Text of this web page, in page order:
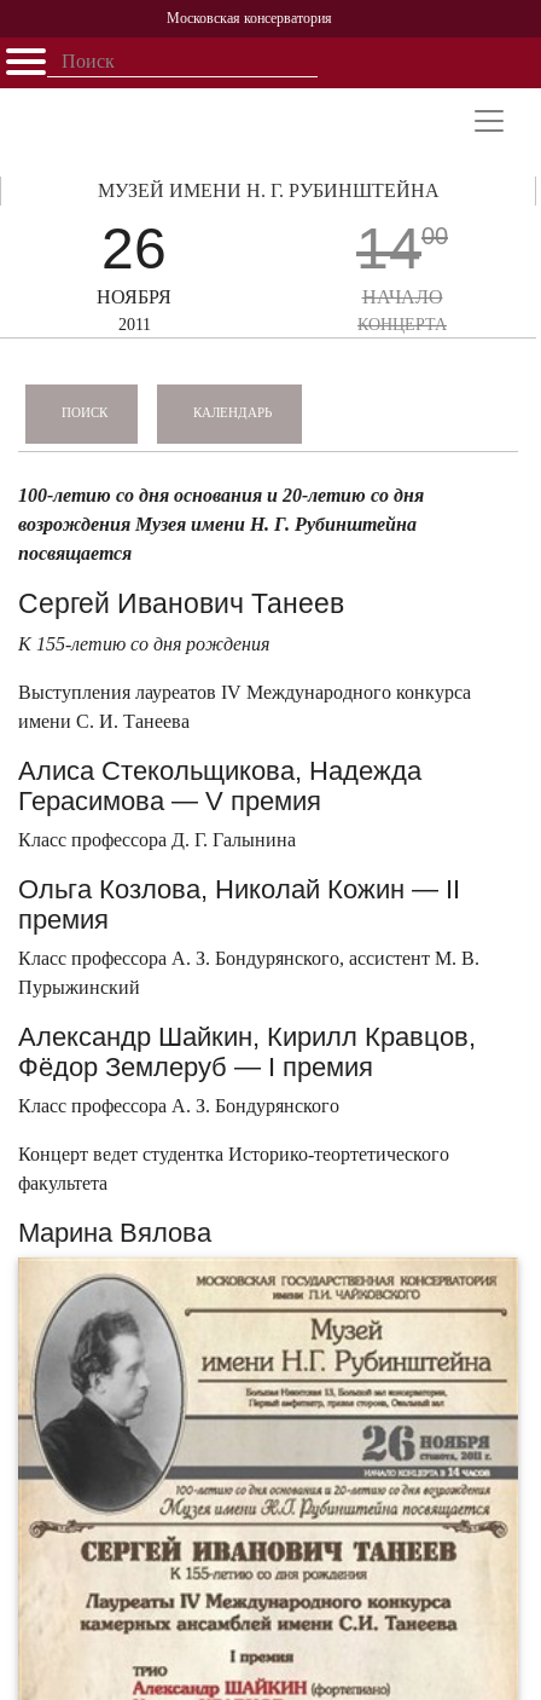
Московская консерватория
Открыть - закрыть
Персоналии
История
26
НОЯБРЯ
2011
МУЗЕЙ ИМЕНИ Н. Г. РУБИНШТЕЙНА
1400
НАЧАЛО
КОНЦЕРТА
ПОИСК КАЛЕНДАРЬ
100-летию со дня основания и 20-летию со дня
возрождения Музея имени Н. Г. Рубинштейна
посвящается
Сергей Иванович Танеев
К 155-летию со дня рождения
Выступления лауреатов IV Международного конкурса
имени С. И. Танеева
Алиса Стекольщикова, Надежда
Герасимова — V премия
Класс профессора Д. Г. Галынина
Ольга Козлова, Николай Кожин — II
премия
Класс профессора А. З. Бондурянского, ассистент М. В.
Пурыжинский
Александр Шайкин, Кирилл Кравцов,
Фёдор Землеруб — I премия
Класс профессора А. З. Бондурянского
Концерт ведет студентка Историко-теортетического
факультета
Марина Вялова